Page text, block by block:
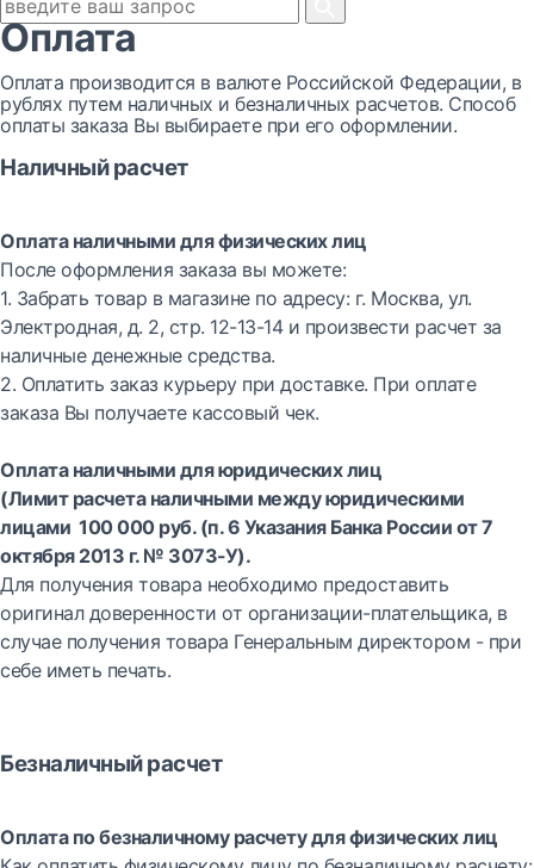
Оплата
Оплата производится в валюте Российской Федерации, в
рублях путем наличных и безналичных расчетов. Способ
оплаты заказа Вы выбираете при его оформлении.
Наличный расчет
Оплата наличными для физических лиц
После оформления заказа вы можете:
1. Забрать товар в магазине по адресу: г. Москва, ул.
Электродная, д. 2, стр. 12-13-14 и произвести расчет за
наличные денежные средства.
2. Оплатить заказ курьеру при доставке. При оплате
заказа Вы получаете кассовый чек.
Оплата наличными для юридических лиц
(Лимит расчета наличными между юридическими
лицами 100 000 руб. (п. 6 Указания Банка России от 7
октября 2013 г. № 3073-У).
Для получения товара необходимо предоставить
оригинал доверенности от организации-плательщика, в
случае получения товара Генеральным директором - при
себе иметь печать.
Безналичный расчет
Оплата по безналичному расчету для физических лиц